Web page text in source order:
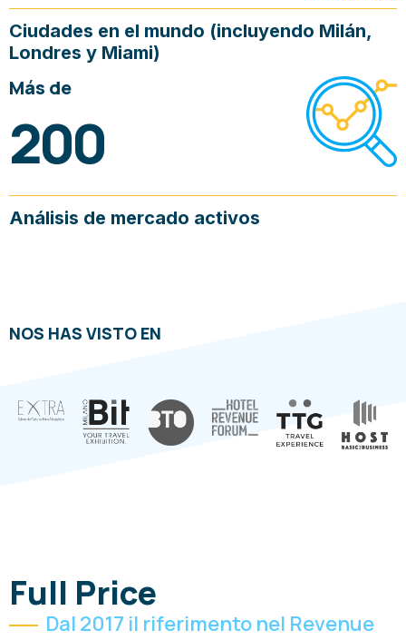
Ciudades en el mundo (incluyendo Milán,
Londres y Miami)
Más de
200
Análisis de mercado activos
NOS HAS VISTO EN
Full Price
Dal 2017 il riferimento nel Revenue